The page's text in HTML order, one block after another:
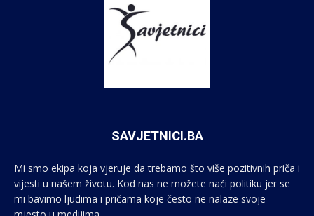
SAVJETNICI.BA
Mi smo ekipa koja vjeruje da trebamo što više pozitivnih priča i
vijesti u našem životu. Kod nas ne možete naći politiku jer se
mi bavimo ljudima i pričama koje često ne nalaze svoje